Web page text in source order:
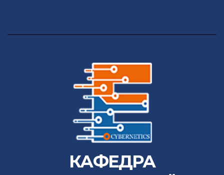
КАФЕДРА